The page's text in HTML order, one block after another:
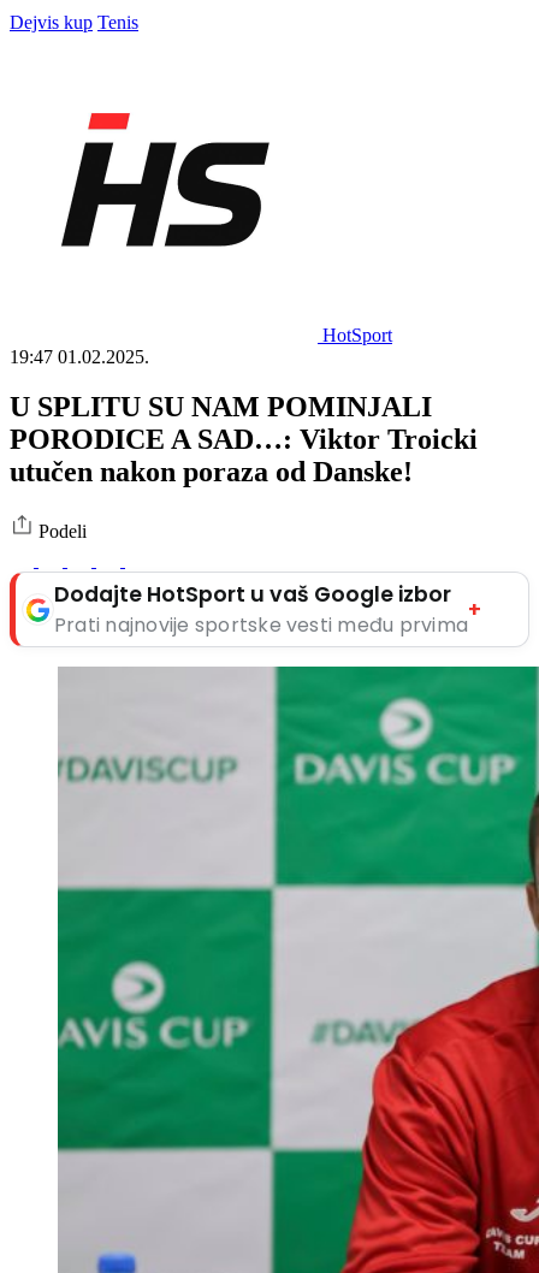
Dejvis kup Tenis
HotSport
19:47 01.02.2025.
U SPLITU SU NAM POMINJALI
PORODICE A SAD…: Viktor Troicki
utučen nakon poraza od Danske!
Podeli
Dodajte HotSport u vaš Google izbor
Prati najnovije sportske vesti među prvima
+